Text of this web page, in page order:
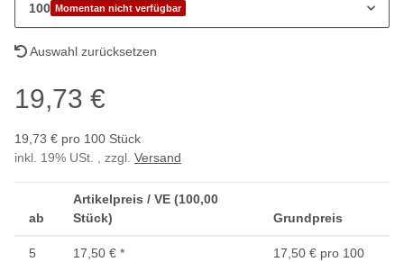
100 Momentan nicht verfügbar
Auswahl zurücksetzen
19,73 €
19,73 € pro 100 Stück
inkl. 19% USt. , zzgl. Versand
ab
Artikelpreis / VE (100,00
Stück)
Grundpreis
5 17,50 € *
17,50 € pro 100